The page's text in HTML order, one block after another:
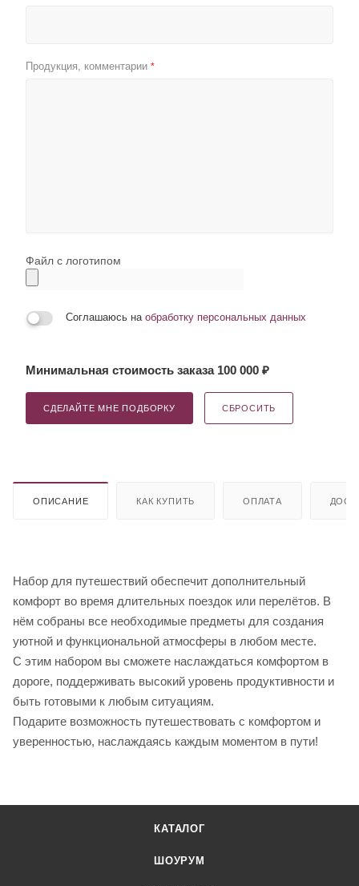
Продукция, комментарии *
Файл с логотипом
Соглашаюсь на обработку персональных данных
Минимальная стоимость заказа 100 000 ₽
СДЕЛАЙТЕ МНЕ ПОДБОРКУ СБРОСИТЬ
ОПИСАНИЕ КАК КУПИТЬ ОПЛАТА
Набор для путешествий обеспечит дополнительный
комфорт во время длительных поездок или перелётов. В
нём собраны все необходимые предметы для создания
уютной и функциональной атмосферы в любом месте.
С этим набором вы сможете наслаждаться комфортом в
дороге, поддерживать высокий уровень продуктивности и
быть готовыми к любым ситуациям.
Подарите возможность путешествовать с комфортом и
уверенностью, наслаждаясь каждым моментом в пути!
КАТАЛОГ
ШОУРУМ